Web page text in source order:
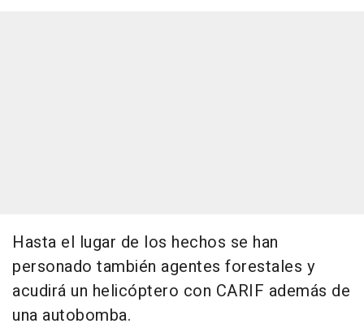
Hasta el lugar de los hechos se han
personado también agentes forestales y
acudirá un helicóptero con CARIF además de
una autobomba.